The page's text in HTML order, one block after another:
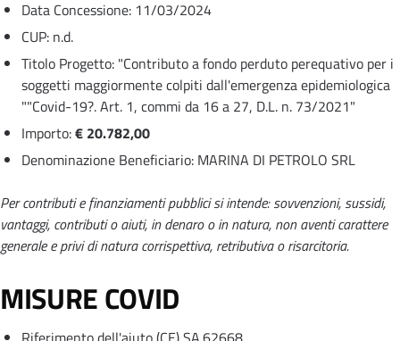
Data Concessione: 11/03/2024
CUP: n.d.
Titolo Progetto: "Contributo a fondo perduto perequativo per i
soggetti maggiormente colpiti dall'emergenza epidemiologica
""Covid-19?. Art. 1, commi da 16 a 27, D.L. n. 73/2021"
Importo:€ 20.782,00
Denominazione Beneficiario: MARINA DI PETROLO SRL
Per contributi e finanziamenti pubblici si intende: sovvenzioni, sussidi,
vantaggi, contributi o aiuti, in denaro o in natura, non aventi carattere
generale e privi di natura corrispettiva, retributiva o risarcitoria.
MISURE COVID